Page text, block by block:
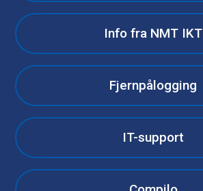
Info fra NMT IKT
Fjernpålogging
IT-support